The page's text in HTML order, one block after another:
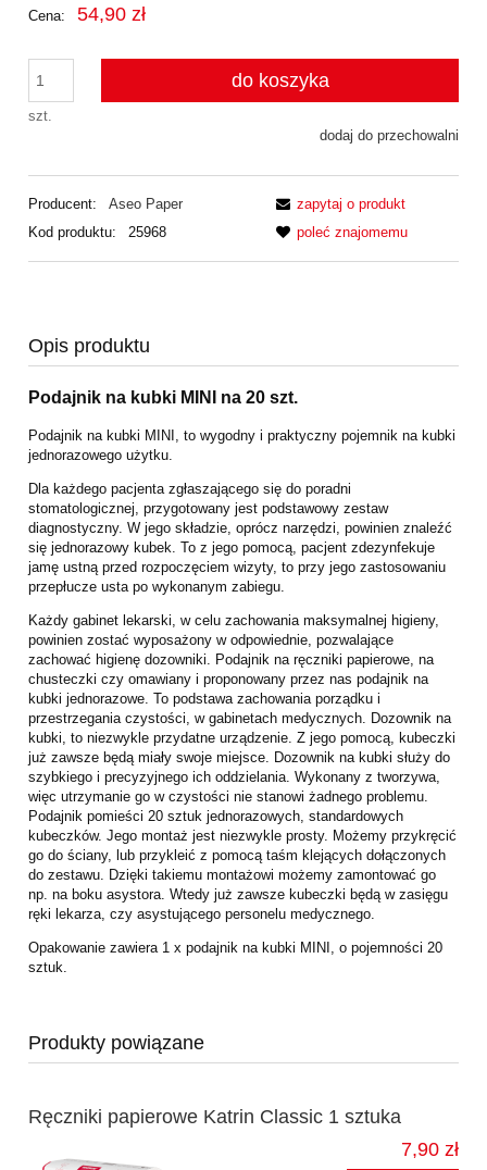
Cena: 54,90 zł
szt.
do koszyka
dodaj do przechowalni
Producent:
Aseo Paper
Kod produktu:
25968
zapytaj o produkt
poleć znajomemu
Opis produktu
Podajnik na kubki MINI na 20 szt.
Podajnik na kubki MINI, to wygodny i praktyczny pojemnik na kubki
jednorazowego użytku.
Dla każdego pacjenta zgłaszającego się do poradni
stomatologicznej, przygotowany jest podstawowy zestaw
diagnostyczny. W jego składzie, oprócz narzędzi, powinien znaleźć
się jednorazowy kubek. To z jego pomocą, pacjent zdezynfekuje
jamę ustną przed rozpoczęciem wizyty, to przy jego zastosowaniu
przepłucze usta po wykonanym zabiegu.
Każdy gabinet lekarski, w celu zachowania maksymalnej higieny,
powinien zostać wyposażony w odpowiednie, pozwalające
zachować higienę dozowniki. Podajnik na ręczniki papierowe, na
chusteczki czy omawiany i proponowany przez nas podajnik na
kubki jednorazowe. To podstawa zachowania porządku i
przestrzegania czystości, w gabinetach medycznych. Dozownik na
kubki, to niezwykle przydatne urządzenie. Z jego pomocą, kubeczki
już zawsze będą miały swoje miejsce. Dozownik na kubki służy do
szybkiego i precyzyjnego ich oddzielania. Wykonany z tworzywa,
więc utrzymanie go w czystości nie stanowi żadnego problemu.
Podajnik pomieści 20 sztuk jednorazowych, standardowych
kubeczków. Jego montaż jest niezwykle prosty. Możemy przykręcić
go do ściany, lub przykleić z pomocą taśm klejących dołączonych
do zestawu. Dzięki takiemu montażowi możemy zamontować go
np. na boku asystora. Wtedy już zawsze kubeczki będą w zasięgu
ręki lekarza, czy asystującego personelu medycznego.
Opakowanie zawiera 1 x podajnik na kubki MINI, o pojemności 20
sztuk.
Produkty powiązane
Ręczniki papierowe Katrin Classic 1 sztuka
7,90 zł